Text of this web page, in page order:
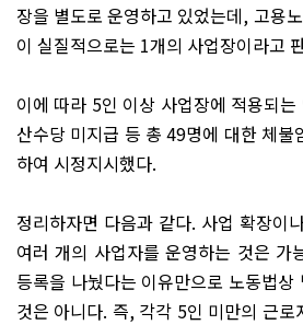
장을 별도로 운영하고 있었는데, 고용
이 실질적으로는 1개의 사업장이라고
이에 따라 5인 이상 사업장에 적용되는
산수당 미지급 등 총49명에 대한 체불
하여 시정지시했다.
정리하자면 다음과 같다. 사업 확장이
여러 개의 사업자를 운영하는 것은 가
등록을 나눴다는 이유만으로 노동법상
것은 아니다. 즉, 각각 5인 미만의 근로